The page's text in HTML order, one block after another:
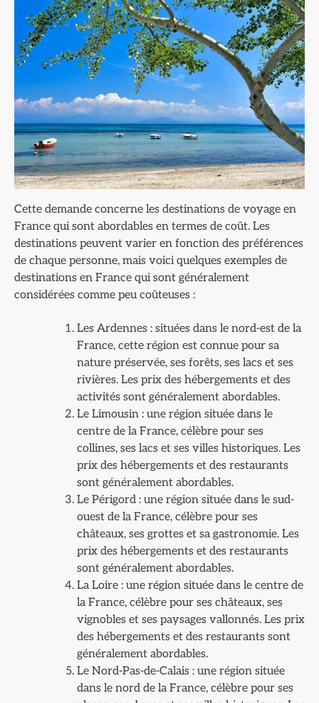
Cette demande concerne les destinations de voyage en
France qui sont abordables en termes de coût. Les
destinations peuvent varier en fonction des préférences
de chaque personne, mais voici quelques exemples de
destinations en France qui sont généralement
considérées comme peu coûteuses :
Les Ardennes : situées dans le nord-est de la
France, cette région est connue pour sa
nature préservée, ses forêts, ses lacs et ses
rivières. Les prix des hébergements et des
activités sont généralement abordables.
Le Limousin : une région située dans le
centre de la France, célèbre pour ses
collines, ses lacs et ses villes historiques. Les
prix des hébergements et des restaurants
sont généralement abordables.
Le Périgord : une région située dans le sud-
ouest de la France, célèbre pour ses
châteaux, ses grottes et sa gastronomie. Les
prix des hébergements et des restaurants
sont généralement abordables.
La Loire : une région située dans le centre de
la France, célèbre pour ses châteaux, ses
vignobles et ses paysages vallonnés. Les prix
des hébergements et des restaurants sont
généralement abordables.
Le Nord-Pas-de-Calais : une région située
dans le nord de la France, célèbre pour ses